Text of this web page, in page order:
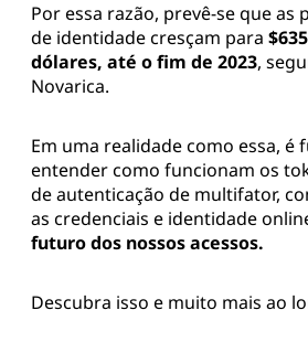
Por essa razão, prevê-se que as
de identidade cresçam para
dólares, até o fim de 2023,
Novarica.
Em uma realidade como essa, é
entender como funcionam os
de autenticação de multifator,
as credenciais e identidade
futuro dos nossos acessos.
Descubra isso e muito mais ao